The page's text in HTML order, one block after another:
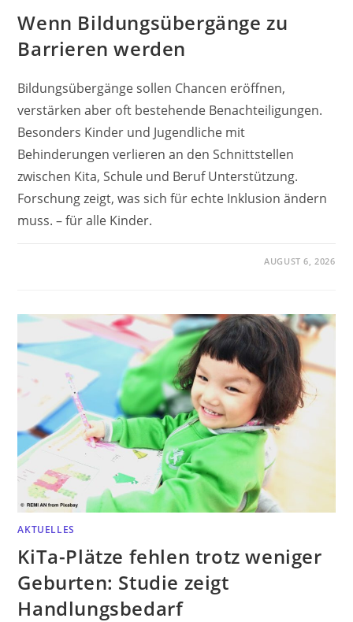
Wenn Bildungsübergänge zu
Barrieren werden
Bildungsübergänge sollen Chancen eröffnen,
verstärken aber oft bestehende Benachteiligungen.
Besonders Kinder und Jugendliche mit
Behinderungen verlieren an den Schnittstellen
zwischen Kita, Schule und Beruf Unterstützung.
Forschung zeigt, was sich für echte Inklusion ändern
muss. – für alle Kinder.
AUGUST 6, 2026
AKTUELLES
KiTa-Plätze fehlen trotz weniger
Geburten: Studie zeigt
Handlungsbedarf